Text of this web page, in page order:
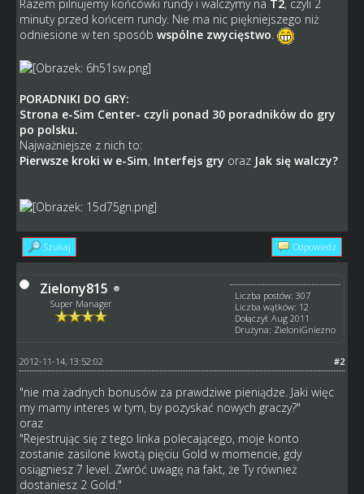
Razem pilnujemy końcówki rundy i walczymy na T2, czyli 2
minuty przed końcem rundy. Nie ma nic piękniejszego niż
odniesione w ten sposób wspólne zwycięstwo.
PORADNIKI DO GRY:
Strona e-Sim Center- czyli ponad 30 poradników do gry
po polsku.
Najważniejsze z nich to:
Pierwsze kroki w e-Sim, Interfejs gry oraz Jak się walczy?
Szukaj Odpowiedz
Zielony815
Super Manager
Liczba postów: 307
Liczba wątków: 12
Dołączył: Aug 2011
Drużyna: ZieloniGniezno
#2
2012-11-14, 13:52:02
"nie ma żadnych bonusów za prawdziwe pieniądze. Jaki więc
my mamy interes w tym, by pozyskać nowych graczy?"
oraz
"Rejestrując się z tego linka polecającego, moje konto
zostanie zasilone kwotą pięciu Gold w momencie, gdy
osiągniesz 7 level. Zwróć uwagę na fakt, że Ty również
dostaniesz 2 Gold."